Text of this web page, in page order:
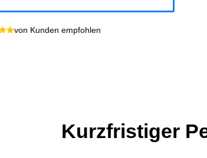
von Kunden empfohlen
Kurzfristiger